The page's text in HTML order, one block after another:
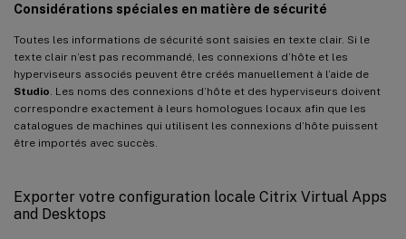
Considérations spéciales en matière de sécurité
Toutes les informations de sécurité sont saisies en texte clair. Si le
texte clair n’est pas recommandé, les connexions d’hôte et les
hyperviseurs associés peuvent être créés manuellement à l’aide de
Studio. Les noms des connexions d’hôte et des hyperviseurs doivent
correspondre exactement à leurs homologues locaux afin que les
catalogues de machines qui utilisent les connexions d’hôte puissent
être importés avec succès.
Exporter votre configuration locale Citrix Virtual Apps
and Desktops